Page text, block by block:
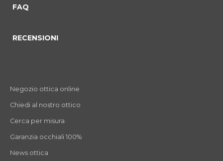
FAQ
RECENSIONI
Negozio ottica online
Chiedi al nostro ottico
Cerca per misura
Garanzia occhiali 100%
News ottica